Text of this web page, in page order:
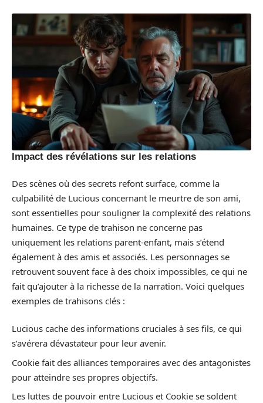
Impact des révélations sur les relations
Des scènes où des secrets refont surface, comme la
culpabilité de Lucious concernant le meurtre de son ami,
sont essentielles pour souligner la complexité des relations
humaines. Ce type de trahison ne concerne pas
uniquement les relations parent-enfant, mais s’étend
également à des amis et associés. Les personnages se
retrouvent souvent face à des choix impossibles, ce qui ne
fait qu’ajouter à la richesse de la narration. Voici quelques
exemples de trahisons clés :
Lucious cache des informations cruciales à ses fils, ce qui
s’avérera dévastateur pour leur avenir.
Cookie fait des alliances temporaires avec des antagonistes
pour atteindre ses propres objectifs.
Les luttes de pouvoir entre Lucious et Cookie se soldent